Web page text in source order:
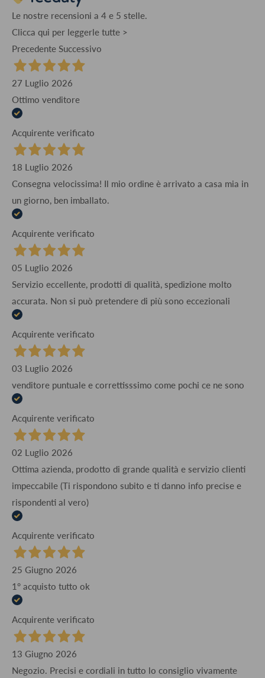
Le nostre recensioni a 4 e 5 stelle.
Clicca qui per leggerle tutte >
Precedente Successivo
27 Luglio 2026
Ottimo venditore
Acquirente verificato
18 Luglio 2026
Consegna velocissima! Il mio ordine è arrivato a casa mia in
un giorno, ben imballato.
Acquirente verificato
05 Luglio 2026
Servizio eccellente, prodotti di qualità, spedizione molto
accurata. Non si può pretendere di più sono eccezionali
Acquirente verificato
03 Luglio 2026
venditore puntuale e correttisssimo come pochi ce ne sono
Acquirente verificato
02 Luglio 2026
Ottima azienda, prodotto di grande qualità e servizio clienti
impeccabile (Ti rispondono subito e ti danno info precise e
rispondenti al vero)
Acquirente verificato
25 Giugno 2026
1° acquisto tutto ok
Acquirente verificato
13 Giugno 2026
Negozio. Precisi e cordiali in tutto lo consiglio vivamente